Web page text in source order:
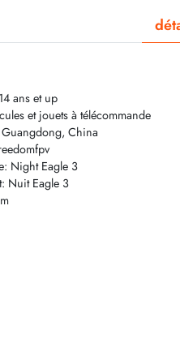
ans et up
et jouets à télécommande
China
Night Eagle 3
Nuit Eagle 3